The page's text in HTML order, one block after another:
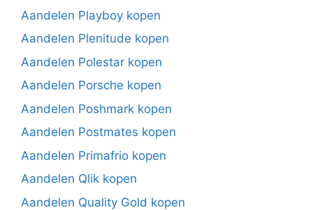
Aandelen Playboy kopen
Aandelen Plenitude kopen
Aandelen Polestar kopen
Aandelen Porsche kopen
Aandelen Poshmark kopen
Aandelen Postmates kopen
Aandelen Primafrio kopen
Aandelen Qlik kopen
Aandelen Quality Gold kopen